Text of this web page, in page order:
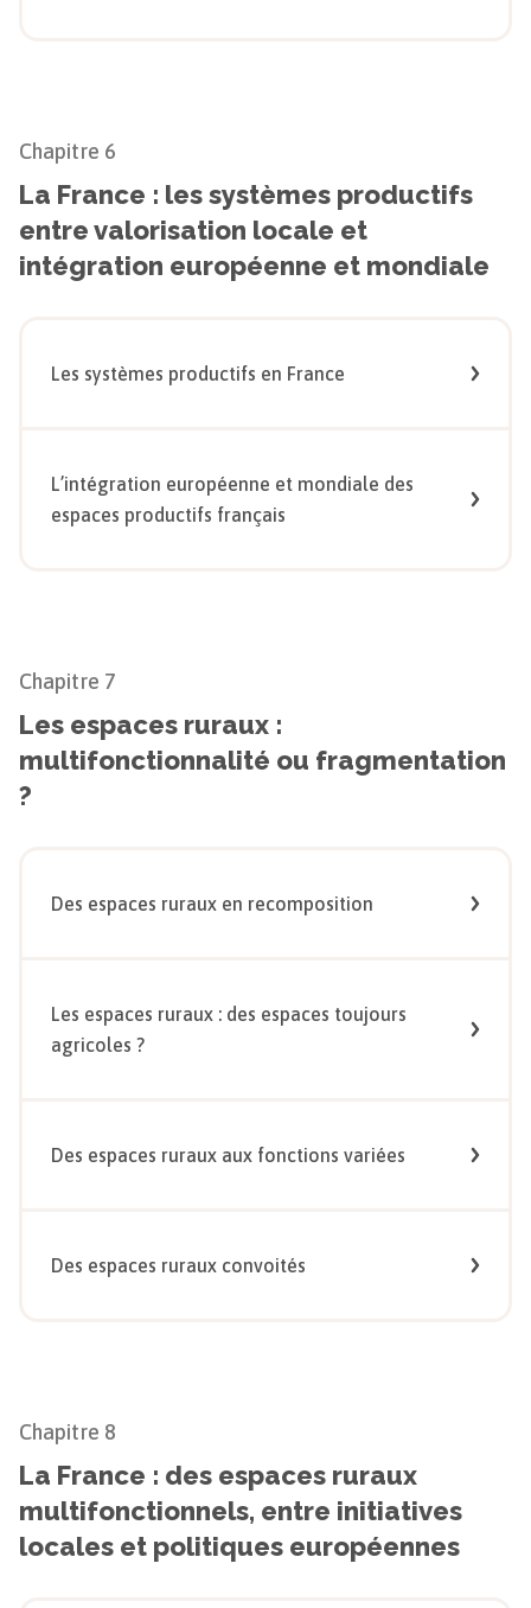
Chapitre 6
La France : les systèmes productifs
entre valorisation locale et
intégration européenne et mondiale
Les systèmes productifs en France
L’intégration européenne et mondiale des
espaces productifs français
Chapitre 7
Les espaces ruraux :
multifonctionnalité ou fragmentation
?
Des espaces ruraux en recomposition
Les espaces ruraux : des espaces toujours
agricoles ?
Des espaces ruraux aux fonctions variées
Des espaces ruraux convoités
Chapitre 8
La France : des espaces ruraux
multifonctionnels, entre initiatives
locales et politiques européennes